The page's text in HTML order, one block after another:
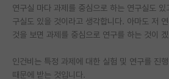
연구실 마다 과제를 중심으로 하는 연구실도
구실도 있을 것이라고 생각합니다. 아마도 저
것을 보면 과제를 중심으로 연구를 하는 것이
인건비는 특정 과제에 대한 실험 및 연구를 진
때문에 받는 것입니다.